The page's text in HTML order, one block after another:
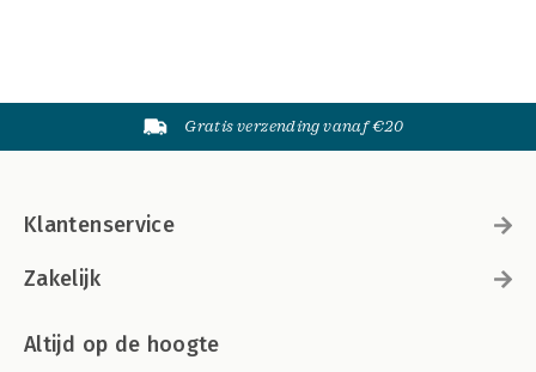
Gratis verzending vanaf €20
Klantenservice
Zakelijk
Altijd op de hoogte